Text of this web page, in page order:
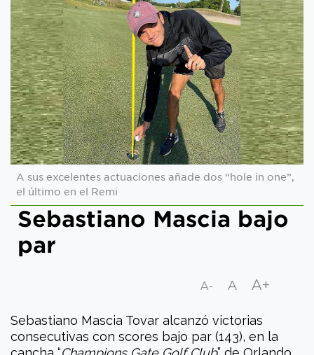
A sus excelentes actuaciones añade dos “hole in one”,
el último en el Remi
Sebastiano Mascia bajo
par
A- A A+
Sebastiano Mascia Tovar alcanzó victorias
consecutivas con scores bajo par (143), en la